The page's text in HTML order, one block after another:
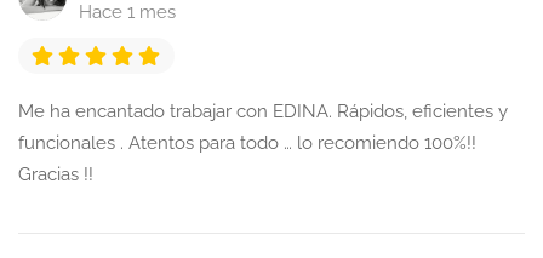
Hace 1 mes
Me ha encantado trabajar con EDINA. Rápidos, eficientes y
funcionales . Atentos para todo … lo recomiendo 100%!!
Gracias !!